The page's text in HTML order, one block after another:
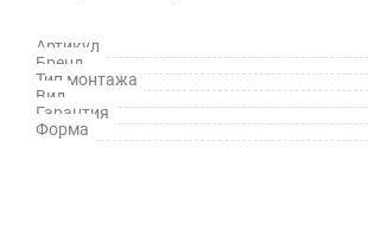
Артикул
Бренд
Тип монтажа
Вид
Гарантия
Форма